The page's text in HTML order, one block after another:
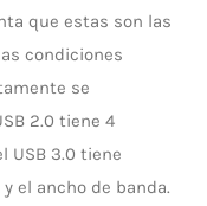
que estas son las
condiciones
se
2.0 tiene 4
USB 3.0 tiene
el ancho de banda.